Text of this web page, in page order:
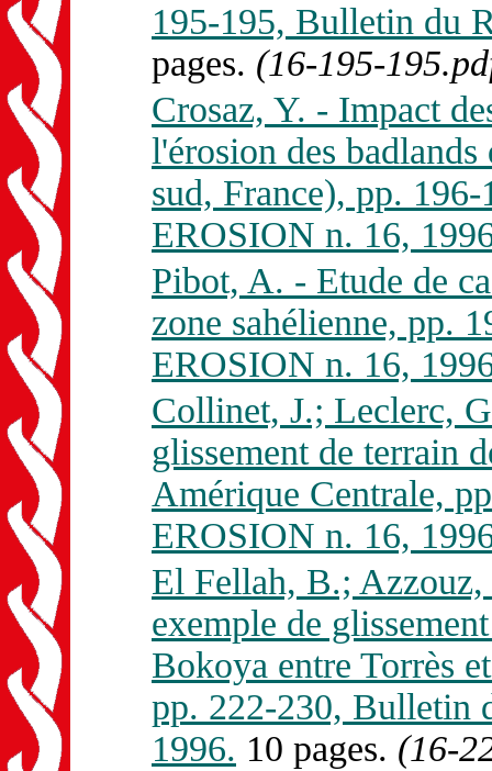
195-195, Bulletin du
pages. (16-195-
Crosaz, Y. - Impact
l'érosion des
sud, France), pp.
EROSION n. 16,
Pibot, A. - Etude de
zone sahélienne, pp.
EROSION n. 16,
Collinet, J.; Leclerc,
glissement de terrain
Amérique Centrale,
EROSION n. 16,
El Fellah, B.;
exemple de
Bokoya entre Torrès
pp. 222-230, Bulletin
1996. 10 pages. (16-